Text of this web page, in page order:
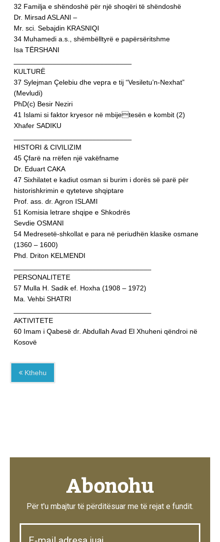
32 Familja e shëndoshë për një shoqëri të shëndoshë
Dr. Mirsad ASLANI –
Mr. sci. Sebajdin KRASNIQI
34 Muhamedi a.s., shëmbëlltyrë e papërsëritshme
Isa TËRSHANI
KULTURË
37 Sylejman Çelebiu dhe vepra e tij “Vesiletu’n-Nexhat”
(Mevludi)
PhD(c) Besir Neziri
41 Islami si faktor kryesor në mbijetesën e kombit (2)
Xhafer SADIKU
HISTORI & CIVILIZIM
45 Çfarë na rrëfen një vakëfname
Dr. Eduart CAKA
47 Sixhilatet e kadiut osman si burim i dorës së parë për
historishkrimin e qyteteve shqiptare
Prof. ass. dr. Agron ISLAMI
51 Komisia letrare shqipe e Shkodrës
Sevdie OSMANI
54 Medresetë-shkollat e para në periudhën klasike osmane
(1360 – 1600)
Phd. Driton KELMENDI
PERSONALITETE
57 Mulla H. Sadik ef. Hoxha (1908 – 1972)
Ma. Vehbi SHATRI
AKTIVITETE
60 Imam i Qabesë dr. Abdullah Avad El Xhuheni qëndroi në
Kosovë
Kthehu
Abonohu
Për t'u mbajtur të përditësuar me të rejat e fundit.